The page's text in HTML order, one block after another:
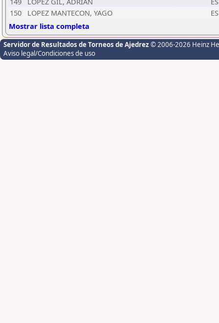
150
LOPEZ MANTECON, YAGO
Mostrar lista completa
Servidor de Resultados de Torneos de Ajedrez © 2006-2026 Heinz
Aviso legal/Condiciones de uso